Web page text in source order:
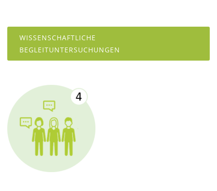
WISSENSCHAFTLICHE
BEGLEITUNTERSUCHUNGEN